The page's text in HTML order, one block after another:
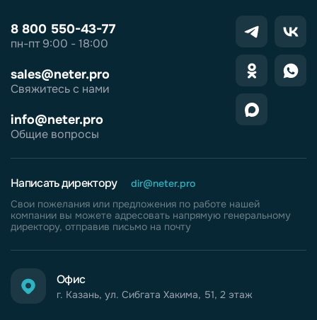
8 800 550-43-77
пн-пт 9:00 - 18:00
sales@neter.pro
Свяжитесь с нами
info@neter.pro
Общие вопросы
Офис
г. Казань, ул. Сибгата Хакима, 51, 2 этаж
Написать директору
dir@neter.pro
Свои пожелания или предложения по работе нашей
компании вы можете адресовать напрямую генеральному
директору, отправив письмо на почту